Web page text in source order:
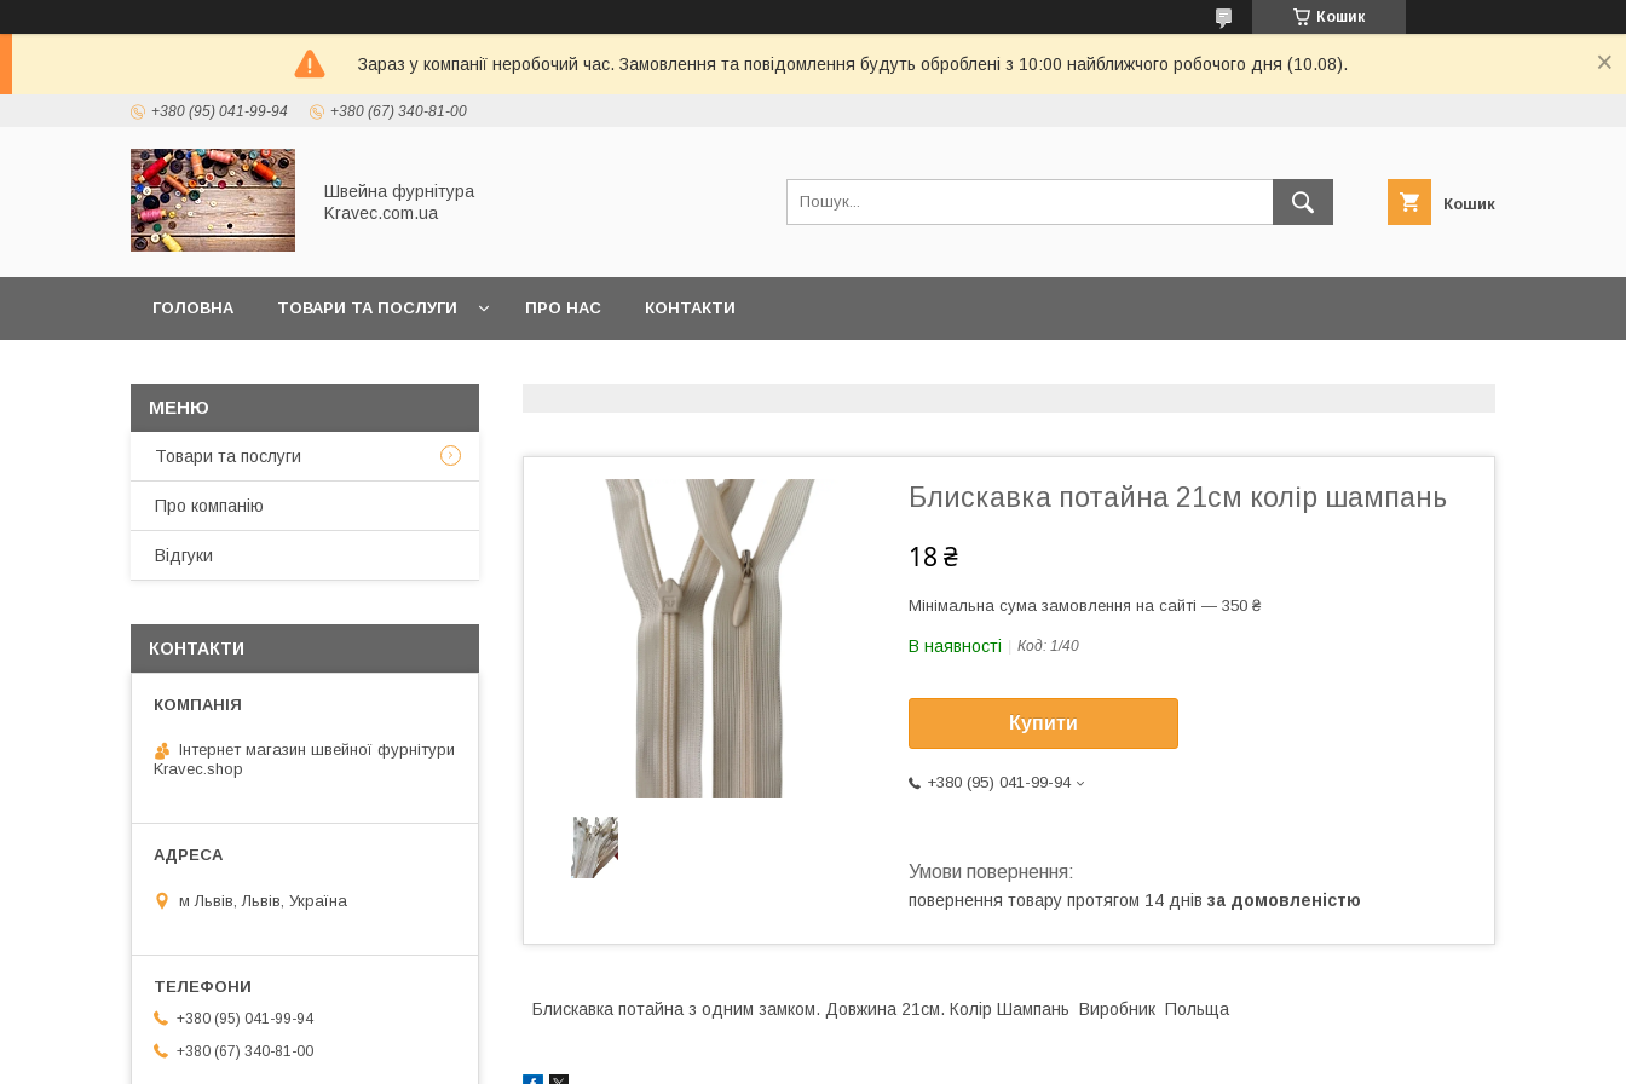
Кошик
Зараз у компанії неробочий час. Замовлення та повідомлення будуть оброблені з 10:00 найближчого робочого дня (10.08).
+380 (95) 041-99-94 +380 (67) 340-81-00
Швейна фурнітура
Kravec.com.ua
Кошик
ГОЛОВНА ТОВАРИ ТА ПОСЛУГИ ПРО НАС КОНТАКТИ
Блискавка потайна 21см колір шампань
18 ₴
Мінімальна сума замовлення на сайті — 350 ₴
В наявності Код: 1/40
Купити
+380 (95) 041-99-94
повернення товару протягом 14 днів за домовленістю
Блискавка потайна з одним замком. Довжина 21см. Колір Шампань Виробник Польща
Товари та послуги
Про компанію
Відгуки
КОНТАКТИ
Інтернет магазин швейної фурнітури
Kravec.shop
м Львів, Львів, Україна
+380 (95) 041-99-94
+380 (67) 340-81-00